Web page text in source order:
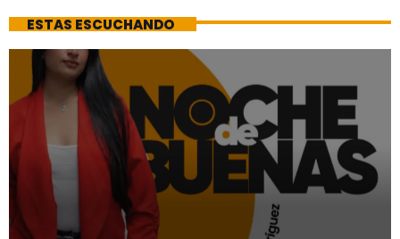
ESTAS ESCUCHANDO